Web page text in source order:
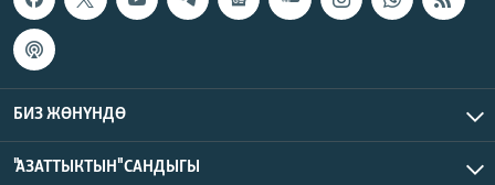
БИЗ ЖӨНҮНДӨ
"АЗАТТЫКТЫН" САНДЫГЫ